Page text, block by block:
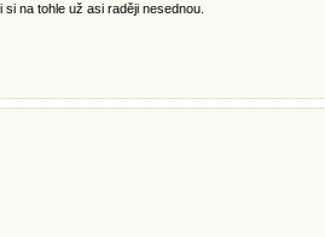
na tohle už asi raději nesednou.